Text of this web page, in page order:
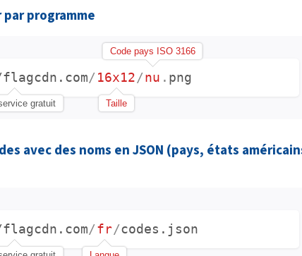
programme
gratuit
/16x12
Taille
/nu
Code pays ISO 3166
. png
avec des noms en JSON (pays, états
/fr/codes.json